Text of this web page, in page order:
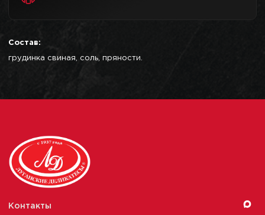
Состав:
грудинка свиная, соль, пряности.
Контакты